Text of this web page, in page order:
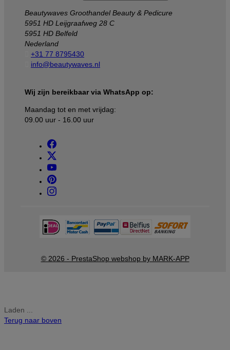
Beautywaves Groothandel Beauty & Pedicure
5951 HD Leijgraafweg 28 C
5951 HD Belfeld
Nederland
+31 77 8795430
info@beautywaves.nl
Wij zijn bereikbaar via WhatsApp op:
Maandag tot en met vrijdag:
09.00 uur - 16.00 uur
© 2026 - PrestaShop webshop by MARK-APP
Laden ...
Terug naar boven